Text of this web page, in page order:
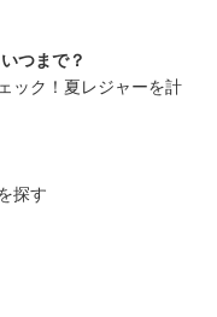
つまで？
ック！夏レジャーを計
探す